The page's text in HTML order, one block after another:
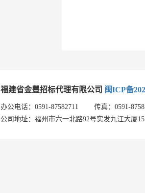
福建省金豐招标代理有限公司 闽ICP备
办公电话：0591-87582711 传真：0591-
公司地址：福州市六一北路92号实发九江